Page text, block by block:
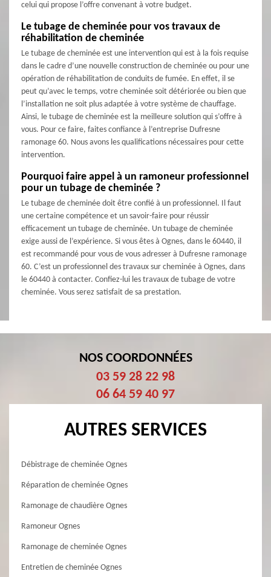
celui qui propose l’offre convenant à votre budget.
Le tubage de cheminée pour vos travaux de
réhabilitation de cheminée
Le tubage de cheminée est une intervention qui est à la fois requise
dans le cadre d’une nouvelle construction de cheminée ou pour une
opération de réhabilitation de conduits de fumée. En effet, il se
peut qu’avec le temps, votre cheminée soit détériorée ou bien que
l’installation ne soit plus adaptée à votre système de chauffage.
Ainsi, le tubage de cheminée est la meilleure solution qui s’offre à
vous. Pour ce faire, faites confiance à l’entreprise Dufresne
ramonage 60. Nous avons les qualifications nécessaires pour cette
intervention.
Pourquoi faire appel à un ramoneur professionnel
pour un tubage de cheminée ?
Le tubage de cheminée doit être confié à un professionnel. Il faut
une certaine compétence et un savoir-faire pour réussir
efficacement un tubage de cheminée. Un tubage de cheminée
exige aussi de l’expérience. Si vous êtes à Ognes, dans le 60440, il
est recommandé pour vous de vous adresser à Dufresne ramonage
60. C’est un professionnel des travaux sur cheminée à Ognes, dans
le 60440 à contacter. Confiez-lui les travaux de tubage de votre
cheminée. Vous serez satisfait de sa prestation.
NOS COORDONNÉES
03 59 28 22 98
06 64 59 40 97
AUTRES SERVICES
Débistrage de cheminée Ognes
Réparation de cheminée Ognes
Ramonage de chaudière Ognes
Ramoneur Ognes
Ramonage de cheminée Ognes
Entretien de cheminée Ognes